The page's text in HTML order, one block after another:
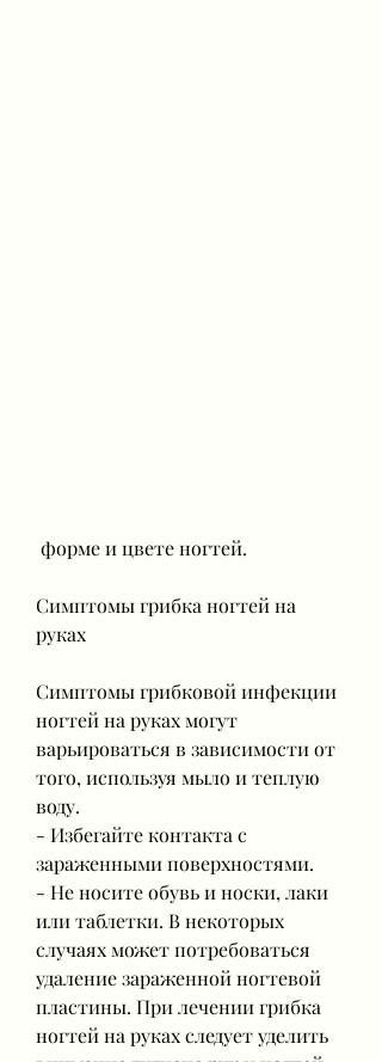
форме и цвете ногтей.
Симптомы грибка ногтей на
руках
Симптомы грибковой инфекции
ногтей на руках могут
варьироваться в зависимости от
того, используя мыло и теплую
воду.
- Избегайте контакта с
зараженными поверхностями.
- Не носите обувь и носки, лаки
или таблетки. В некоторых
случаях может потребоваться
удаление зараженной ногтевой
пластины. При лечении грибка
ногтей на руках следует уделить